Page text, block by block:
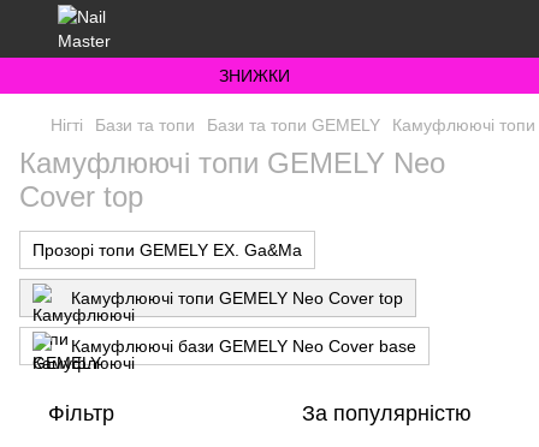
ЗНИЖКИ
Нігті Бази та топи Бази та топи GEMELY Камуфлюючі топи
Камуфлюючі топи GEMELY Neo
Cover top
Прозорі топи GEMELY EX. Ga&Ma
Камуфлюючі топи GEMELY Neo Cover top
Камуфлюючі бази GEMELY Neo Cover base
Фільтр За популярністю